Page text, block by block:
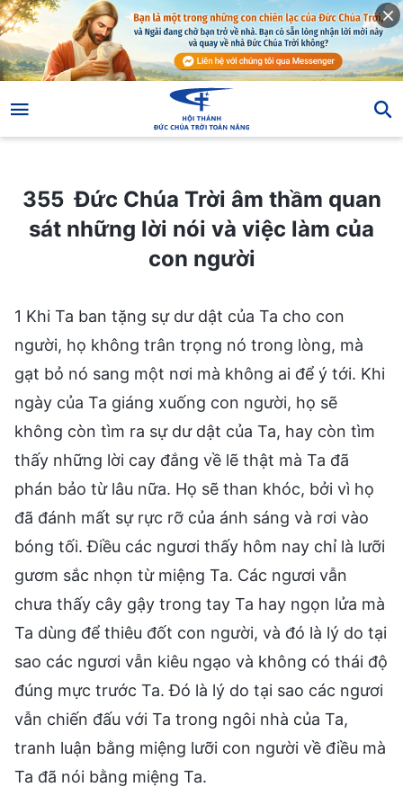
355 Đức Chúa Trời âm thầm quan
sát những lời nói và việc làm của
con người
1 Khi Ta ban tặng sự dư dật của Ta cho con
người, họ không trân trọng nó trong lòng, mà
gạt bỏ nó sang một nơi mà không ai để ý tới. Khi
ngày của Ta giáng xuống con người, họ sẽ
không còn tìm ra sự dư dật của Ta, hay còn tìm
thấy những lời cay đắng về lẽ thật mà Ta đã
phán bảo từ lâu nữa. Họ sẽ than khóc, bởi vì họ
đã đánh mất sự rực rỡ của ánh sáng và rơi vào
bóng tối. Điều các ngươi thấy hôm nay chỉ là lưỡi
gươm sắc nhọn từ miệng Ta. Các ngươi vẫn
chưa thấy cây gậy trong tay Ta hay ngọn lửa mà
Ta dùng để thiêu đốt con người, và đó là lý do tại
sao các ngươi vẫn kiêu ngạo và không có thái độ
đúng mực trước Ta. Đó là lý do tại sao các ngươi
vẫn chiến đấu với Ta trong ngôi nhà của Ta,
tranh luận bằng miệng lưỡi con người về điều mà
Ta đã nói bằng miệng Ta.